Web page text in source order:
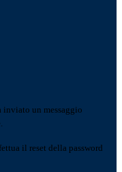
inviato un messaggio
il reset della password